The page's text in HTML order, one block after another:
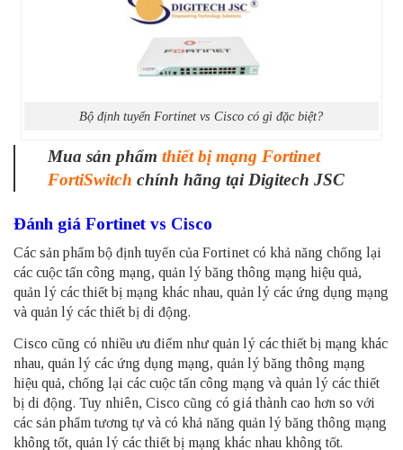
Bộ định tuyến Fortinet vs Cisco có gì đặc biệt?
Mua sản phẩm thiết bị mạng Fortinet
FortiSwitch chính hãng tại Digitech JSC
Đánh giá Fortinet vs Cisco
Các sản phẩm bộ định tuyến của Fortinet có khả năng chống lại
các cuộc tấn công mạng, quản lý băng thông mạng hiệu quả,
quản lý các thiết bị mạng khác nhau, quản lý các ứng dụng mạng
và quản lý các thiết bị di động.
Cisco cũng có nhiều ưu điểm như quản lý các thiết bị mạng khác
nhau, quản lý các ứng dụng mạng, quản lý băng thông mạng
hiệu quả, chống lại các cuộc tấn công mạng và quản lý các thiết
bị di động. Tuy nhiên, Cisco cũng có giá thành cao hơn so với
các sản phẩm tương tự và có khả năng quản lý băng thông mạng
không tốt, quản lý các thiết bị mạng khác nhau không tốt.